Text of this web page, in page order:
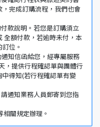
完成訂購流程，我們也會
款說明。若您是訂購須立
全額付款，若逾時未付，本
位。
知信函給您，經專屬服務
，提供行程確認單與團體行
得知(若行程確認單有變
通知業務人員郵寄到您指
關規定辦理。